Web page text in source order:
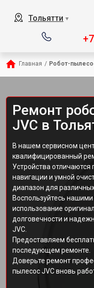
Тольятти ▼
Главная / Робот-
Ремонт
JVC в
В нашем сервисном
квалифицированный
Устройства
навигации и умной
диапазон для
Воспользуйтесь
использование
долговечности и
JVC.
Предоставляем
последующем ремонте.
Доверьте ремонт
пылесос JVC вновь